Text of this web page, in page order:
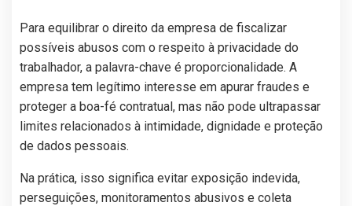
Para equilibrar o direito da empresa de fiscalizar
possíveis abusos com o respeito à privacidade do
trabalhador, a palavra-chave é proporcionalidade. A
empresa tem legítimo interesse em apurar fraudes e
proteger a boa-fé contratual, mas não pode ultrapassar
limites relacionados à intimidade, dignidade e proteção
de dados pessoais.
Na prática, isso significa evitar exposição indevida,
perseguições, monitoramentos abusivos e coleta